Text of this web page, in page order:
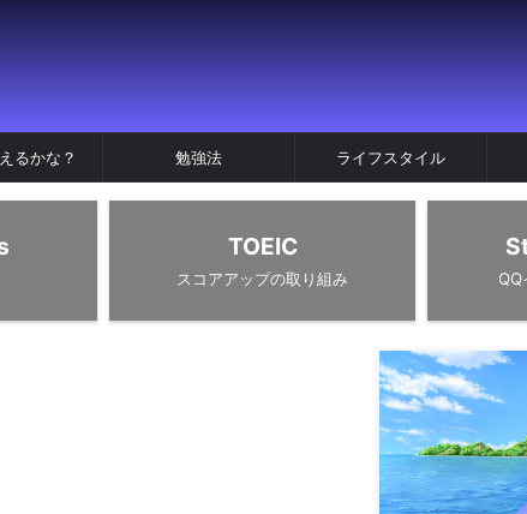
るかな？ 勉強法 ライフスタイル
TOEIC
スコアアップの取り組み QQ